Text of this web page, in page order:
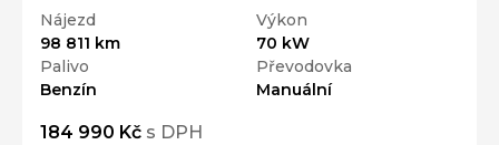
Nájezd
98 811 km
Výkon
70 kW
Palivo
Benzín
Převodovka
Manuální
184 990 Kč s DPH